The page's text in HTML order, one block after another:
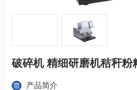
破碎机 精细研磨机秸秆粉
产品简介